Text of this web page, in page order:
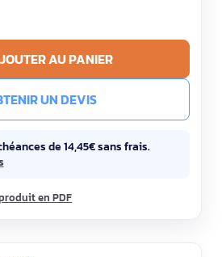
AU PANIER
UN DEVIS
de 14,45€ sans frais.
en PDF